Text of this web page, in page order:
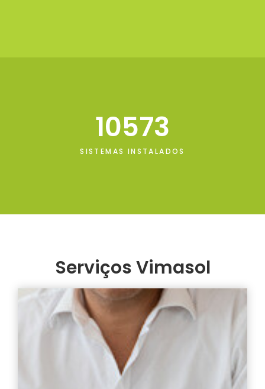
10573
SISTEMAS INSTALADOS
Serviços Vimasol